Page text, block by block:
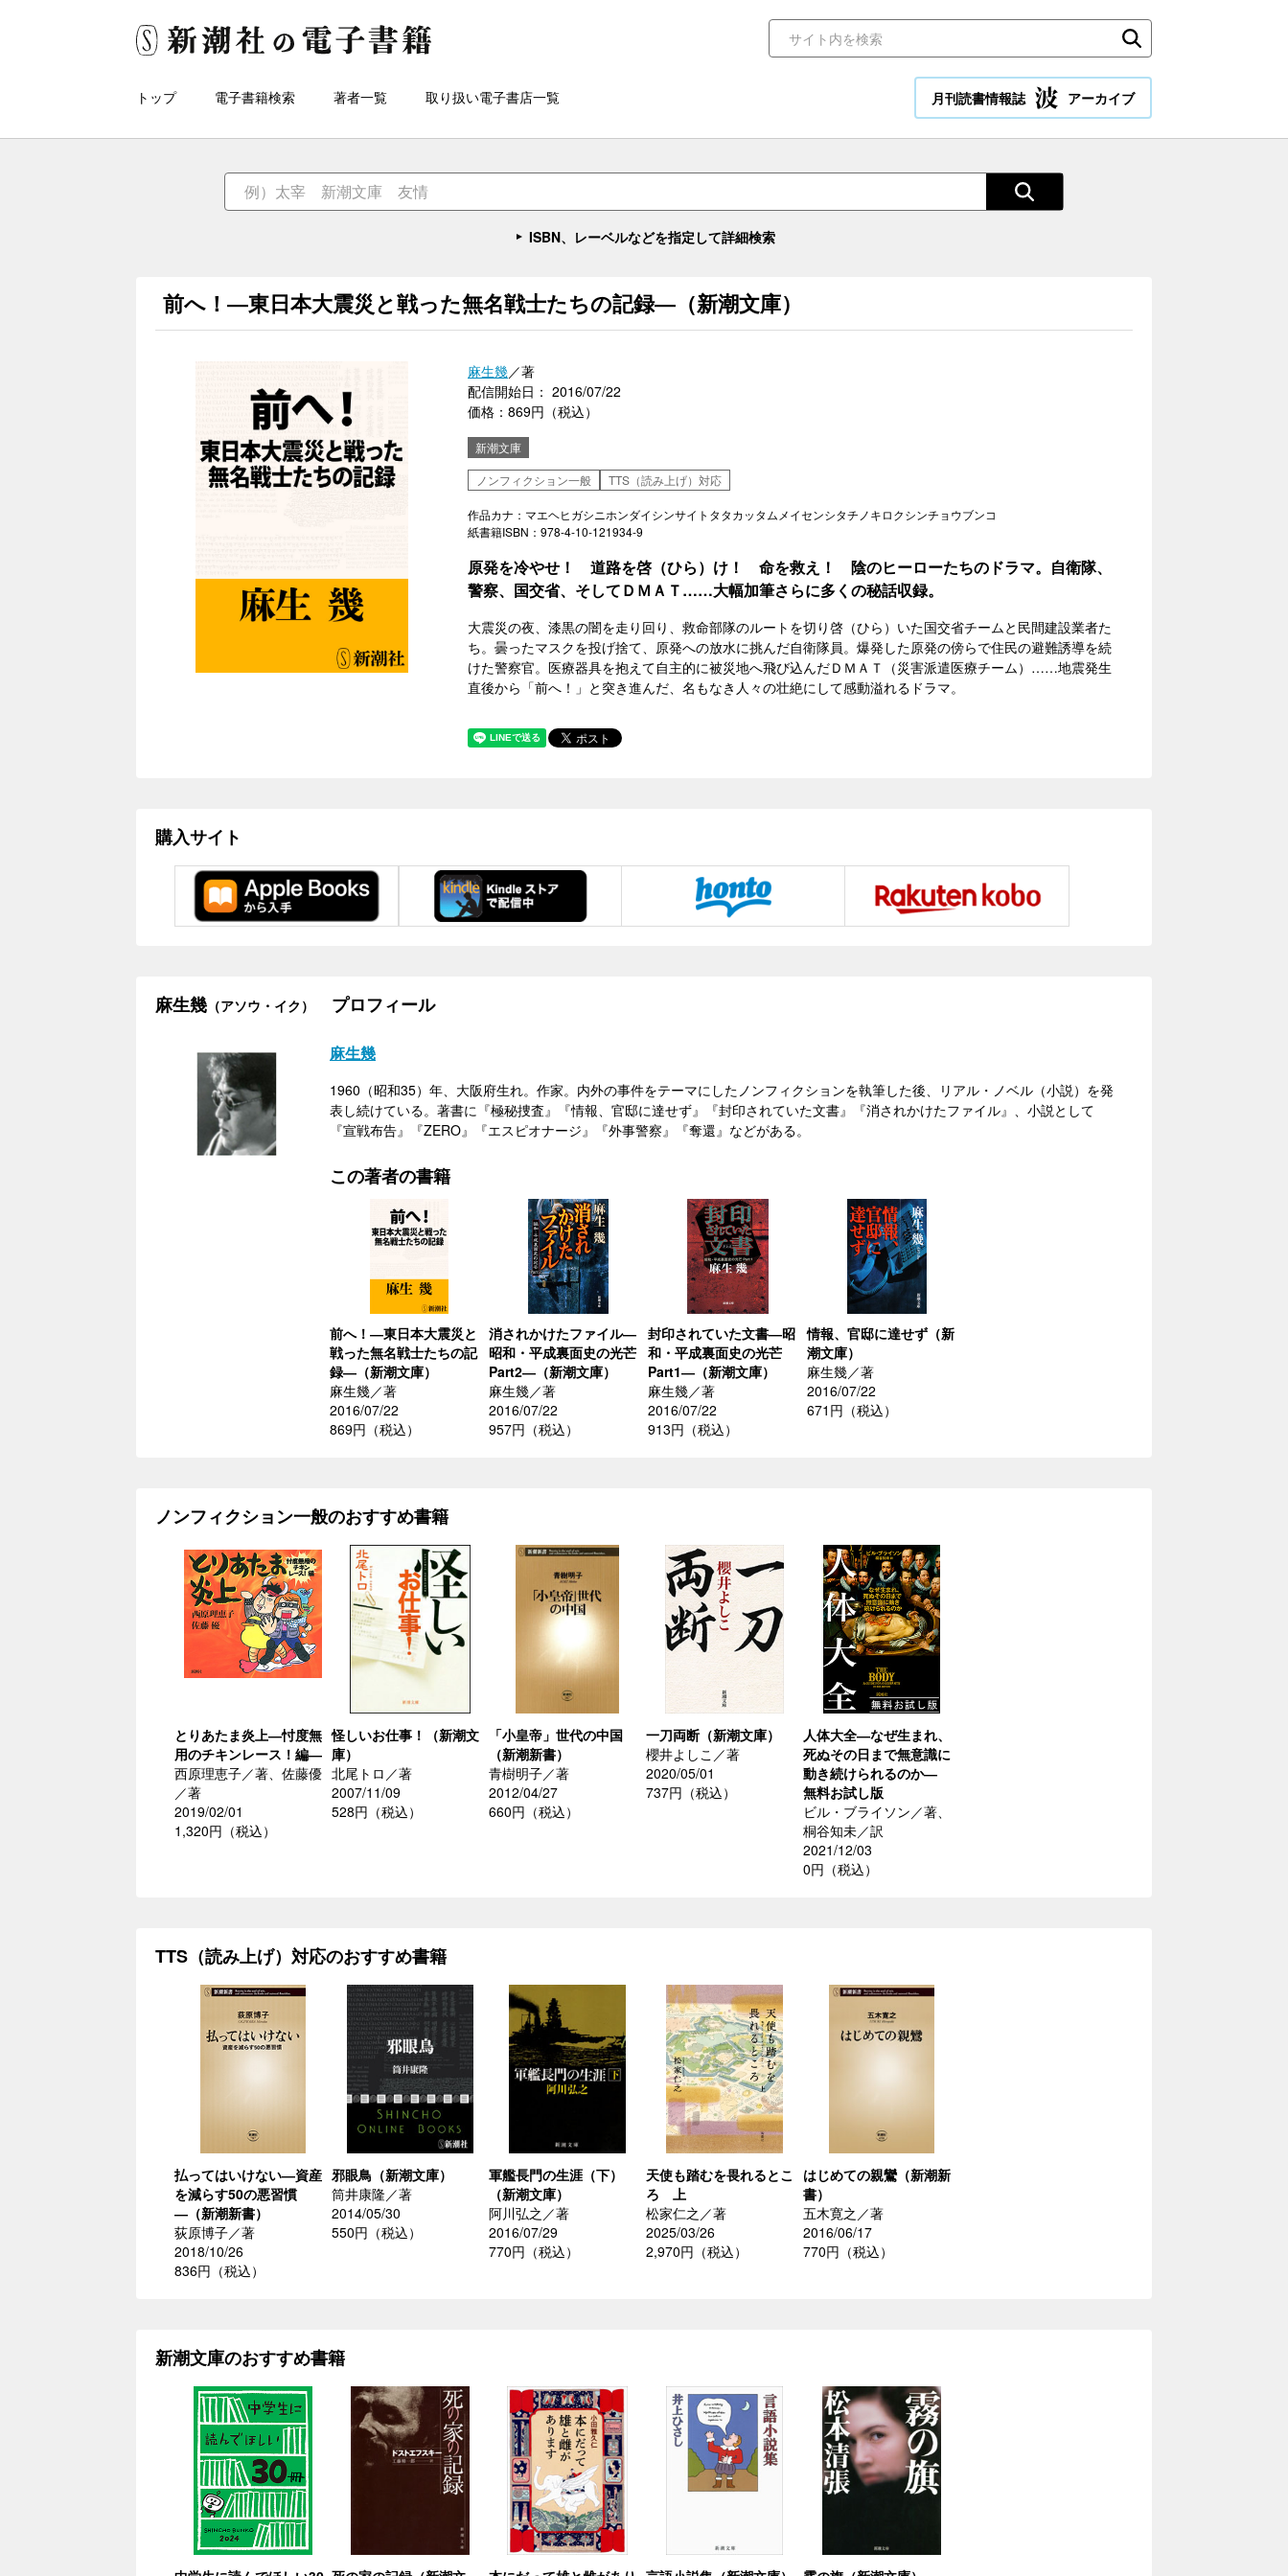
トップ 電子書籍検索 著者一覧 取り扱い電子書店一覧 月刊読書情報誌 アーカイブ
ISBN、レーベルなどを指定して詳細検索
前へ！―東日本大震災と戦った無名戦士たちの記録―（新潮文庫）
麻生幾／著
配信開始日： 2016/07/22
価格：869円（税込）
新潮文庫
ノンフィクション一般
TTS（読み上げ）対応
作品カナ：マエヘヒガシニホンダイシンサイトタタカッタムメイセンシタチノキロクシンチョウブンコ
紙書籍ISBN：978-4-10-121934-9
原発を冷やせ！ 道路を啓（ひら）け！ 命を救え！ 陰のヒーローたちのドラマ。自衛隊、
警察、国交省、そしてＤＭＡＴ……大幅加筆さらに多くの秘話収録。
大震災の夜、漆黒の闇を走り回り、救命部隊のルートを切り啓（ひら）いた国交省チームと民間建設業者た
ち。曇ったマスクを投げ捨て、原発への放水に挑んだ自衛隊員。爆発した原発の傍らで住民の避難誘導を続
けた警察官。医療器具を抱えて自主的に被災地へ飛び込んだＤＭＡＴ（災害派遣医療チーム）……地震発生
直後から「前へ！」と突き進んだ、名もなき人々の壮絶にして感動溢れるドラマ。
購入サイト
麻生幾 （アソウ・イク） プロフィール
麻生幾
1960（昭和35）年、大阪府生れ。作家。内外の事件をテーマにしたノンフィクションを執筆した後、リアル・ノベル（小説）を発
表し続けている。著書に『極秘捜査』『情報、官邸に達せず』『封印されていた文書』『消されかけたファイル』、小説として
『宣戦布告』『ZERO』『エスピオナージ』『外事警察』『奪還』などがある。
この著者の書籍
前へ！―東日本大震災と
戦った無名戦士たちの記
録―（新潮文庫）
麻生幾／著
2016/07/22
869円（税込）
消されかけたファイル―
昭和・平成裏面史の光芒
Part2―（新潮文庫）
麻生幾／著
2016/07/22
957円（税込）
封印されていた文書―昭
和・平成裏面史の光芒
Part1―（新潮文庫）
麻生幾／著
2016/07/22
913円（税込）
情報、官邸に達せず（新
潮文庫）
麻生幾／著
2016/07/22
671円（税込）
ノンフィクション一般のおすすめ書籍
とりあたま炎上―忖度無
用のチキンレース！編―
西原理恵子／著、佐藤優
／著
2019/02/01
1,320円（税込）
怪しいお仕事！（新潮文
庫）
北尾トロ／著
2007/11/09
528円（税込）
「小皇帝」世代の中国
（新潮新書）
青樹明子／著
2012/04/27
660円（税込）
一刀両断（新潮文庫）
櫻井よしこ／著
2020/05/01
737円（税込）
人体大全―なぜ生まれ、
死ぬその日まで無意識に
動き続けられるのか―
無料お試し版
ビル・ブライソン／著、
桐谷知未／訳
2021/12/03
0円（税込）
TTS（読み上げ）対応のおすすめ書籍
払ってはいけない―資産
を減らす50の悪習慣
―（新潮新書）
荻原博子／著
2018/10/26
836円（税込）
邪眼鳥（新潮文庫）
筒井康隆／著
2014/05/30
550円（税込）
軍艦長門の生涯（下）
（新潮文庫）
阿川弘之／著
2016/07/29
770円（税込）
天使も踏むを畏れるとこ
ろ 上
松家仁之／著
2025/03/26
2,970円（税込）
はじめての親鸞（新潮新
書）
五木寛之／著
2016/06/17
770円（税込）
新潮文庫のおすすめ書籍